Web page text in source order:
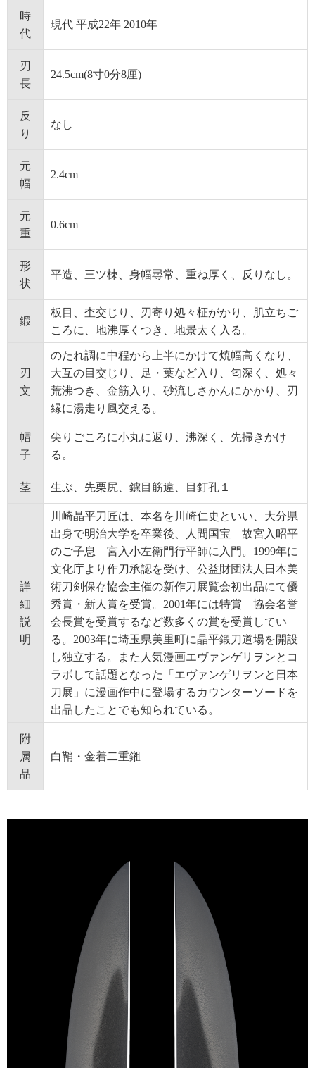
時
代
現代 平成22年 2010年
刃
長
24.5cm(8寸0分8厘)
反
り
なし
元
幅
2.4cm
元
重
0.6cm
形
状
平造、三ツ棟、身幅尋常、重ね厚く、反りなし。
鍛
板目、杢交じり、刃寄り処々柾がかり、肌立ちご
ころに、地沸厚くつき、地景太く入る。
刃
文
のたれ調に中程から上半にかけて焼幅高くなり、
大互の目交じり、足・葉など入り、匂深く、処々
荒沸つき、金筋入り、砂流しさかんにかかり、刃
縁に湯走り風交える。
帽
子
尖りごころに小丸に返り、沸深く、先掃きかけ
る。
茎 生ぶ、先栗尻、鑢目筋違、目釘孔１
詳
細
説
明
川崎晶平刀匠は、本名を川崎仁史といい、大分県
出身で明治大学を卒業後、人間国宝 故宮入昭平
のご子息 宮入小左衛門行平師に入門。1999年に
文化庁より作刀承認を受け、公益財団法人日本美
術刀剣保存協会主催の新作刀展覧会初出品にて優
秀賞・新人賞を受賞。2001年には特賞 協会名誉
会長賞を受賞するなど数多くの賞を受賞してい
る。2003年に埼玉県美里町に晶平鍛刀道場を開設
し独立する。また人気漫画エヴァンゲリヲンとコ
ラボして話題となった「エヴァンゲリヲンと日本
刀展」に漫画作中に登場するカウンターソードを
出品したことでも知られている。
附
属
品
白鞘・金着二重鎺